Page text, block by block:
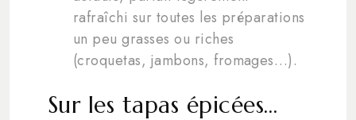
rafraîchi sur toutes les préparations
un peu grasses ou riches
(croquetas, jambons, fromages…).
Sur les tapas épicées…